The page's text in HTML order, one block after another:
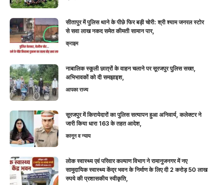
सीतापुर में पुलिस थाने के पीछे फिर बड़ी चोरी: श्री श्याम जनरल स्टोर
से सवा लाख नकद समेत कीमती सामान पार,
क्राइम
नाबालिक स्कूली छात्रों के वाहन चलाने पर सूरजपुर पुलिस सख्त,
अभिभावकों को दी समझाइश,
आपका राज्य
सूरजपुर में किरायेदारों का पुलिस सत्यापन हुआ अनिवार्य, कलेक्टर ने
जारी किया धारा 163 के तहत आदेश,
कानून व न्याय
लोक स्वास्थ्य एवं परिवार कल्याण विभाग ने रामानुजनगर में नए
सामुदायिक स्वास्थ्य केंद्र भवन के निर्माण के लिए दी 2 करोड़ 50 लाख
रुपये की प्रशासकीय स्वीकृति,